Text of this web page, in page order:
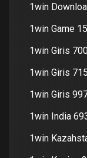
1win
1win Game 15
1win Giris
1win Giris 715
1win Giris
1win India
1win